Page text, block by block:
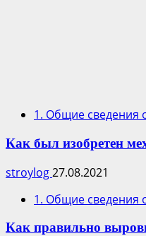
1. Общие сведения
Как был изобретен
stroylog27.08.2021
1. Общие сведения
Как правильно